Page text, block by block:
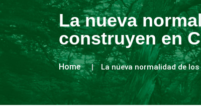
La nueva
construyen en
Home La nueva normalidad de